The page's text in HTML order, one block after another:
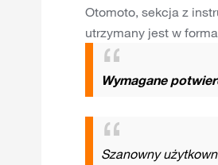
Otomoto, sekcja z
utrzymany jest w
Wymagane
Szanowny